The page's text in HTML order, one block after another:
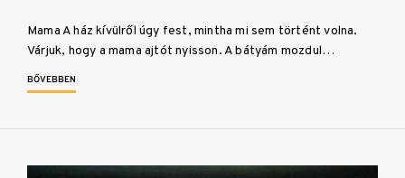
Mama A ház kívülről úgy fest, mintha mi sem történt volna.
Várjuk, hogy a mama ajtót nyisson. A bátyám mozdul…
BŐVEBBEN